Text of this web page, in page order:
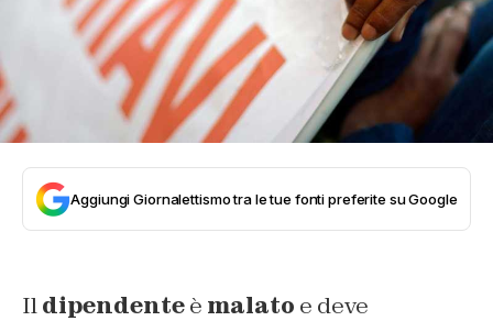
Aggiungi Giornalettismo tra le tue fonti preferite su Google
Ildipendenteè malato e deve